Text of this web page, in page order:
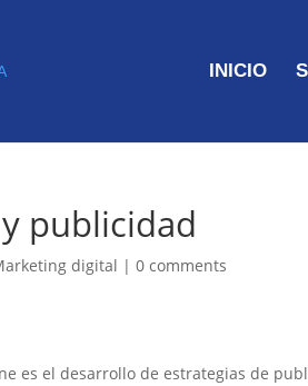
INICIO
publicidad
digital |0 comments
es el desarrollo de estrategias de